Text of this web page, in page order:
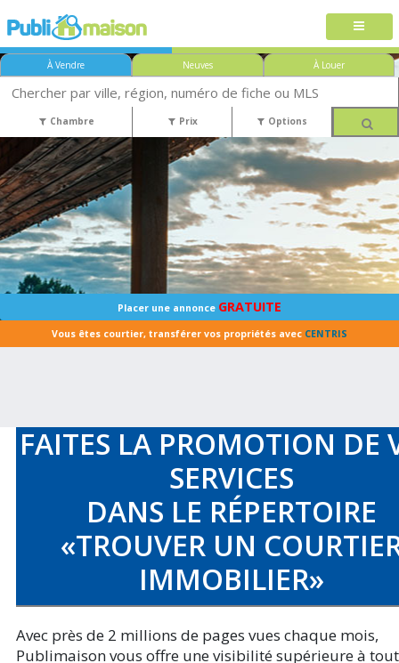
À Vendre Neuves À Louer
Chambre Prix Options
Placer une annonce GRATUITE
Vous êtes courtier, transférer vos propriétés avec CENTRIS
FAITES LA PROMOTION DE
SERVICES
DANS LE RÉPERTOIRE
«TROUVER UN
IMMOBILIER»
Avec près de 2 millions de pages vues chaque mois,
Publimaison vous offre une visibilité supérieure à